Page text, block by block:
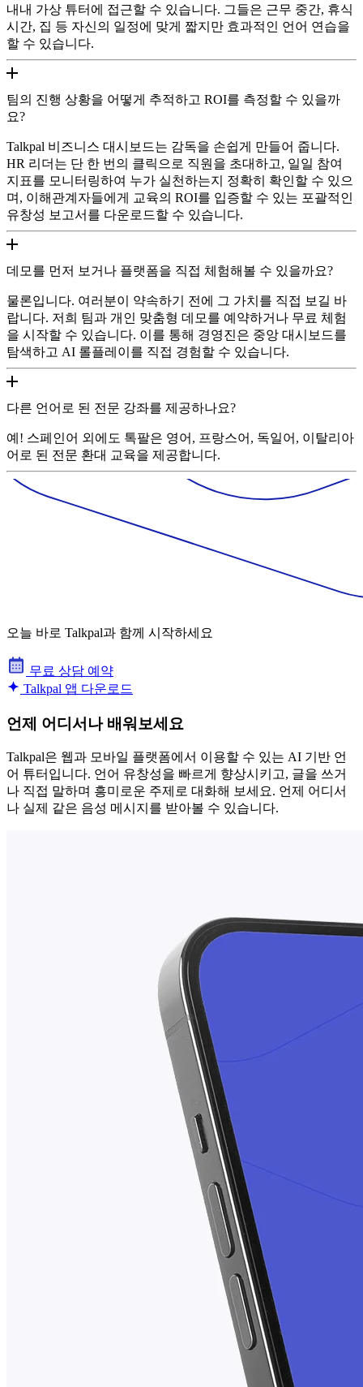
내내 가상 튜터에 접근할 수 있습니다. 그들은 근무 중간, 휴식
시간, 집 등 자신의 일정에 맞게 짧지만 효과적인 언어 연습을
할 수 있습니다.
팀의 진행 상황을 어떻게 추적하고 ROI를 측정할 수 있을까
요?
Talkpal 비즈니스 대시보드는 감독을 손쉽게 만들어 줍니다.
HR 리더는 단 한 번의 클릭으로 직원을 초대하고, 일일 참여
지표를 모니터링하여 누가 실천하는지 정확히 확인할 수 있으
며, 이해관계자들에게 교육의 ROI를 입증할 수 있는 포괄적인
유창성 보고서를 다운로드할 수 있습니다.
데모를 먼저 보거나 플랫폼을 직접 체험해볼 수 있을까요?
물론입니다. 여러분이 약속하기 전에 그 가치를 직접 보길 바
랍니다. 저희 팀과 개인 맞춤형 데모를 예약하거나 무료 체험
을 시작할 수 있습니다. 이를 통해 경영진은 중앙 대시보드를
탐색하고 AI 롤플레이를 직접 경험할 수 있습니다.
다른 언어로 된 전문 강좌를 제공하나요?
예! 스페인어 외에도 톡팔은 영어, 프랑스어, 독일어, 이탈리아
어로 된 전문 환대 교육을 제공합니다.
오늘 바로 Talkpal과 함께 시작하세요
무료 상담 예약
Talkpal 앱 다운로드
언제 어디서나 배워보세요
Talkpal은 웹과 모바일 플랫폼에서 이용할 수 있는 AI 기반 언
어 튜터입니다. 언어 유창성을 빠르게 향상시키고, 글을 쓰거
나 직접 말하며 흥미로운 주제로 대화해 보세요. 언제 어디서
나 실제 같은 음성 메시지를 받아볼 수 있습니다.